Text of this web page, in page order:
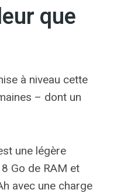
que
à niveau cette
– dont un
une légère
Go de RAM et
avec une charge